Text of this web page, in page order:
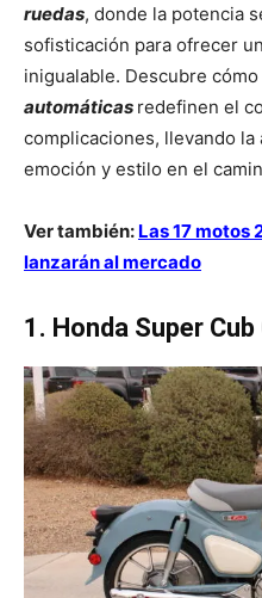
ruedas, donde la potencia
sofisticación para ofrecer
inigualable. Descubre cómo
automáticas redefinen el
complicaciones, llevando
emoción y estilo en el
Ver también: Las 17 motos
lanzarán al mercado
1. Honda Super